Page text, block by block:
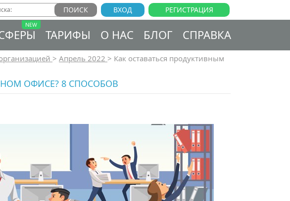
РЕГИСТРАЦИЯ
ВХОД
ТАРИФЫ О НАС БЛОГ СПРАВКА
> Апрель 2022 > Как оставаться продуктивным
ОФИСЕ? 8 СПОСОБОВ